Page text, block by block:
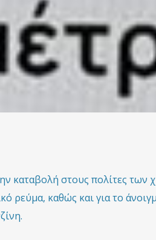
καταβολή στους πολίτες των
ρεύμα, καθώς και για το